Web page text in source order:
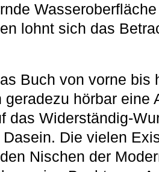
lohnt sich das
Buch von vorne bis
geradezu hörbar eine
das Widerständig-
Die vielen
Nischen der